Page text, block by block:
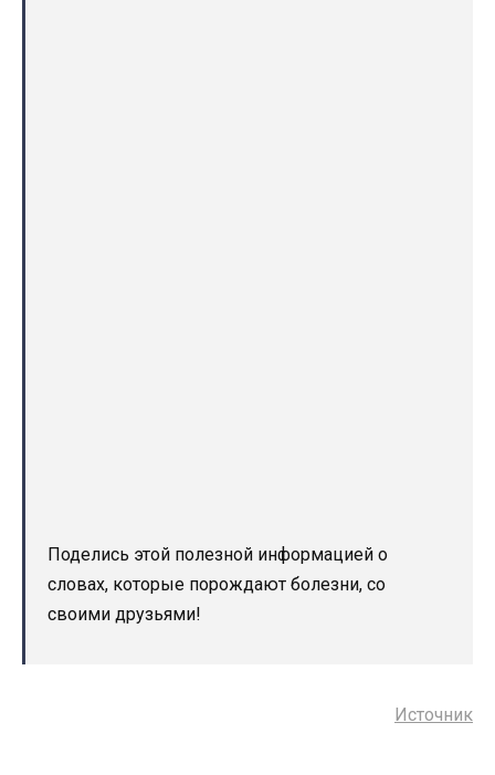
Поделись этой полезной информацией о
словах, которые порождают болезни, со
своими друзьями!
Источник